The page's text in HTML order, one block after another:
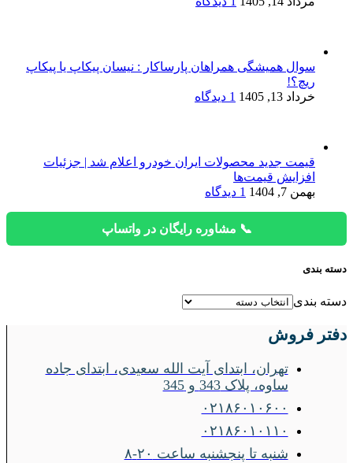
سوال همیشگی همراهان پارساکار : نیسان پیکاپ یا پیکاپ
ریچ؟!
خرداد 13, 1405
1 دیدگاه
قیمت جدید محصولات ایران خودرو اعلام شد | جزئیات
افزایش قیمت‌ها
بهمن 7, 1404
1 دیدگاه
📞 مشاوره رایگان در واتساپ
دسته بندی
دسته بندی
دفتر فروش
تهران، ابتدای آیت الله سعیدی، ابتدای جاده
ساوه، پلاک 343 و 345
۰۲۱۸۶۰۱۰۶۰۰
۰۲۱۸۶۰۱۰۱۱۰
شنبه تا پنجشنبه ساعت ۲۰-۸